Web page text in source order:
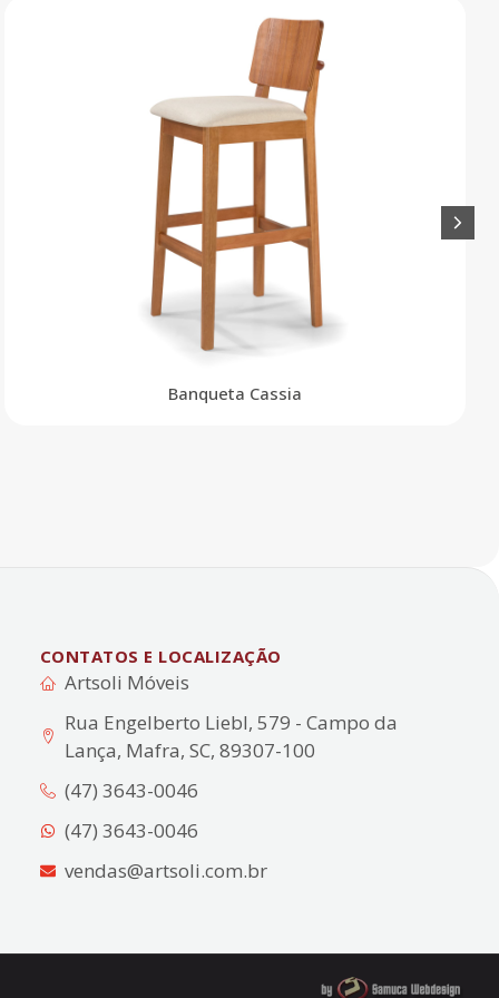
Banqueta Cassia
CONTATOS E LOCALIZAÇÃO
Artsoli Móveis
Rua Engelberto Liebl, 579 - Campo da
Lança, Mafra, SC, 89307-100
(47) 3643-0046
(47) 3643-0046
vendas@artsoli.com.br